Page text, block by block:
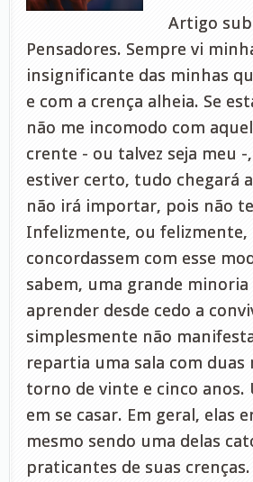
Artigo
Pensadores. Sempre vi
insignificante das minhas
e com a crença alheia. Se
não me incomodo com
crente - ou talvez seja meu
estiver certo, tudo chegará
não irá importar, pois não
Infelizmente, ou felizmente,
concordassem com esse
sabem, uma grande
aprender desde cedo a
simplesmente não
repartia uma sala com duas
torno de vinte e cinco anos.
em se casar. Em geral, elas
mesmo sendo uma delas
praticantes de suas